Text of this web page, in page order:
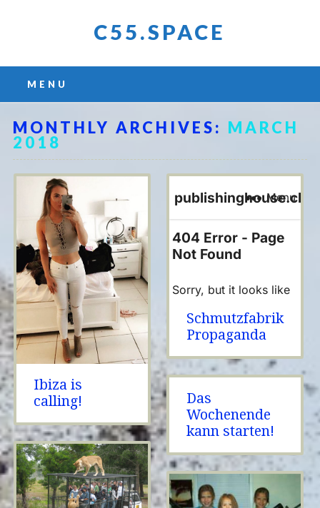
C55.SPACE
Main menu
MENU
MONTHLY ARCHIVES:
MARCH
2018
Ibiza is
calling!
Schmutzfabrik
Propaganda
Das
Wochenende
kann starten!